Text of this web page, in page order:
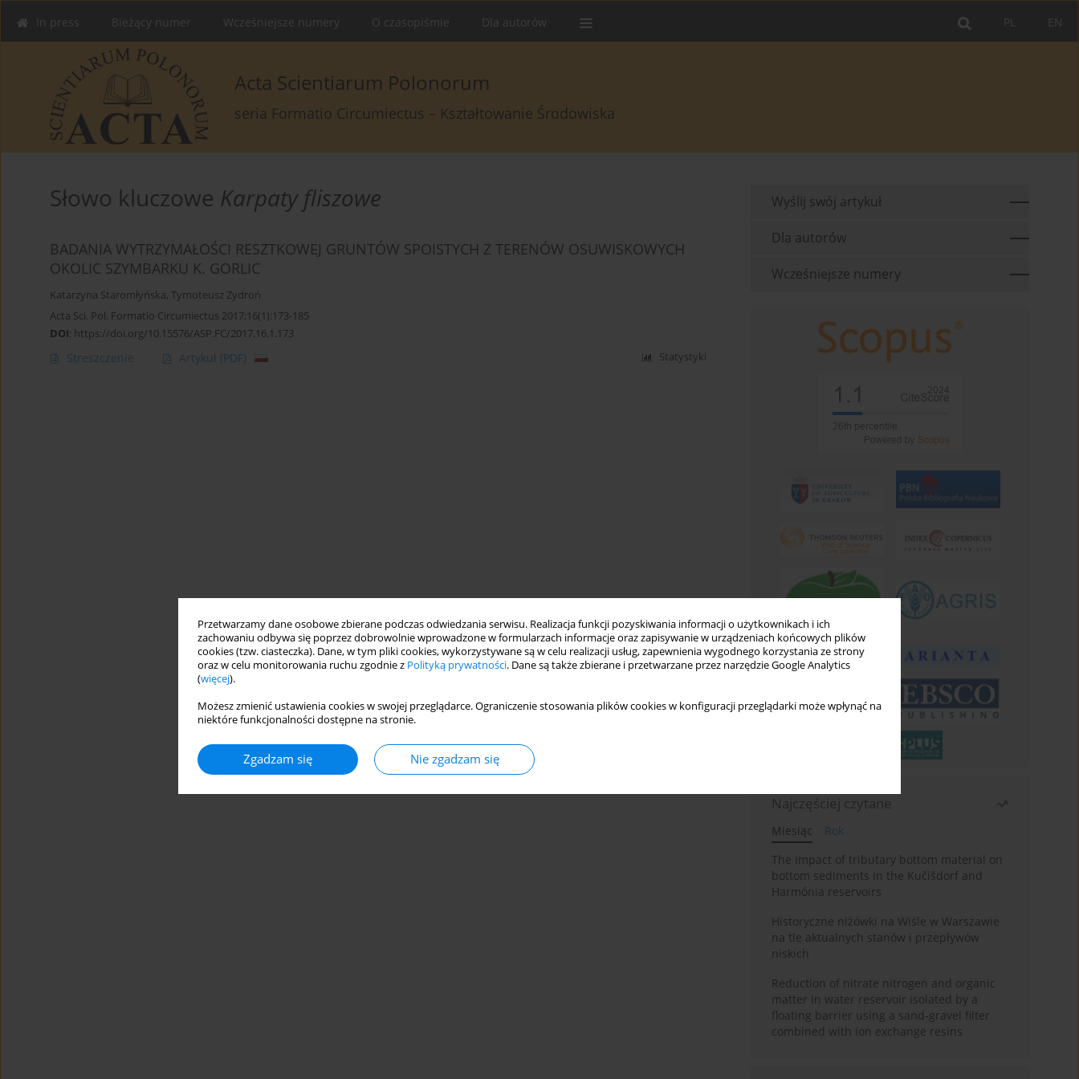
Przetwarzamy dane osobowe zbierane podczas odwiedzania serwisu. Realizacja funkcji pozyskiwania informacji o użytkownikach i ich
zachowaniu odbywa się poprzez dobrowolnie wprowadzone w formularzach informacje oraz zapisywanie w urządzeniach końcowych plików
cookies (tzw. ciasteczka). Dane, w tym pliki cookies, wykorzystywane są w celu realizacji usług, zapewnienia wygodnego korzystania ze strony
oraz w celu monitorowania ruchu zgodnie z Polityką prywatności. Dane są także zbierane i przetwarzane przez narzędzie Google Analytics
(więcej).
Możesz zmienić ustawienia cookies w swojej przeglądarce. Ograniczenie stosowania plików cookies w konfiguracji przeglądarki może wpłynąć na
niektóre funkcjonalności dostępne na stronie.
Zgadzam się Nie zgadzam się
EN
PL
In press Bieżący numer Wcześniejsze numery O czasopiśmie Dla autorów
Acta Scientiarum Polonorum
seria Formatio Circumiectus – Kształtowanie Środowiska
Słowo kluczowe Karpaty fliszowe
BADANIA WYTRZYMAŁOŚCI RESZTKOWEJ GRUNTÓW SPOISTYCH Z TERENÓW OSUWISKOWYCH
OKOLIC SZYMBARKU K. GORLIC
Katarzyna Staromłyńska, Tymoteusz Zydroń
Acta Sci. Pol. Formatio Circumiectus 2017;16(1):173-185
DOI: https://doi.org/10.15576/ASP.FC/2017.16.1.173
Streszczenie Artykuł (PDF) Statystyki
Wyślij swój artykuł
Dla autorów
Wcześniejsze numery
Najczęściej czytane
Miesiąc
Rok
The impact of tributary bottom material on
bottom sediments in the Kučišdorf and
Harmónia reservoirs
Historyczne niżówki na Wiśle w Warszawie
na tle aktualnych stanów i przepływów
niskich
Reduction of nitrate nitrogen and organic
matter in water reservoir isolated by a
floating barrier using a sand-gravel filter
combined with ion exchange resins